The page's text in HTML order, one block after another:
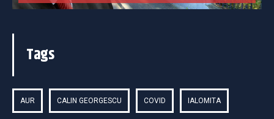
Tags
AUR CALIN GEORGESCU COVID IALOMITA